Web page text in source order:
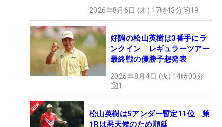
2026年8月6日 (木) 17時43分 19
好調の松山英樹は3番手にラ
ンクイン レギュラーツアー
最終戦の優勝予想発表
2026年8月4日 (火) 14時00分
1
松山英樹は5アンダー暫定11位 第
1Rは悪天候のため順延